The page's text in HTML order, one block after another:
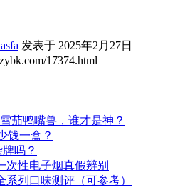
发表于 2025年2月27日
17374.html
茄鸭嘴兽，谁才是神？
钱一盒？
吗？
次性电子烟真假辨别
系列口味测评（可参考）